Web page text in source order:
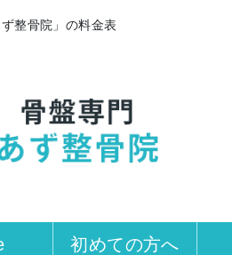
ず整骨院」の料金表
初めての方へ